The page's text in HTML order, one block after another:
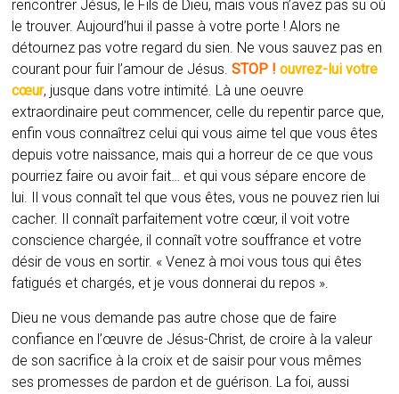
rencontrer Jésus, le Fils de Dieu, mais vous n’avez pas su où
le trouver. Aujourd’hui il passe à votre porte ! Alors ne
détournez pas votre regard du sien. Ne vous sauvez pas en
courant pour fuir l’amour de Jésus.STOP ! ouvrez-lui votre
cœur, jusque dans votre intimité. Là une oeuvre
extraordinaire peut commencer, celle du repentir parce que,
enfin vous connaîtrez celui qui vous aime tel que vous êtes
depuis votre naissance, mais qui a horreur de ce que vous
pourriez faire ou avoir fait… et qui vous sépare encore de
lui. Il vous connaît tel que vous êtes, vous ne pouvez rien lui
cacher. Il connaît parfaitement votre cœur, il voit votre
conscience chargée, il connaît votre souffrance et votre
désir de vous en sortir. « Venez à moi vous tous qui êtes
fatigués et chargés, et je vous donnerai du repos ».
Dieu ne vous demande pas autre chose que de faire
confiance en l’œuvre de Jésus-Christ, de croire à la valeur
de son sacrifice à la croix et de saisir pour vous mêmes
ses promesses de pardon et de guérison. La foi, aussi